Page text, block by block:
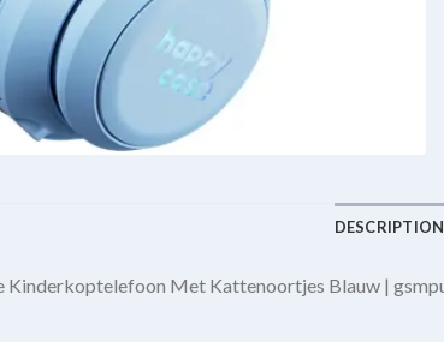
DESCRIPTION
Kinderkoptelefoon Met Kattenoortjes Blauw |